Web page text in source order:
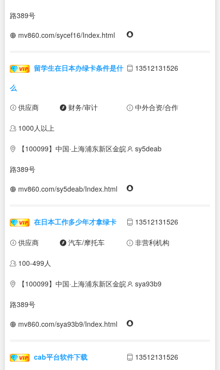
路389号
mv860.com/sycef16/Index.html
留学生在日本办绿卡条件是什
么
13512131526
供应商 财务/审计 中外合资/合作
1000人以上
【100099】中国·上海浦东新区金皖
路389号
sy5deab
mv860.com/sy5deab/Index.html
在日本工作多少年才拿绿卡 13512131526
供应商 汽车/摩托车 非营利机构
100-499人
【100099】中国·上海浦东新区金皖
路389号
sya93b9
mv860.com/sya93b9/Index.html
cab平台软件下载 13512131526